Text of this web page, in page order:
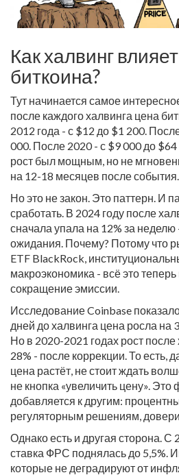
Как халвинг
биткоина?
Тут начинается самое
после каждого халвинга цена
2012 года - с $12 до $1 200.
000. После 2020 - с $9 000 до
рост был мощным, но не
на 12-18 месяцев после события.
Но это не закон. Это паттерн. И
сработать. В 2024 году после
сначала упала на 12% за
ожидания. Почему? Потому что
ETF BlackRock,
макроэкономика - всё это
сокращение эмиссии.
Исследование Coinbase
дней до халвинга цена росла на
Но в 2020-2021 годах рост
28% - после коррекции. То есть,
цена растёт, не стоит ждать
не кнопка «увеличить цену». Это
добавляется к другим:
регуляторным решениям,
Однако есть и другая сторона. С
ставка ФРС поднялась до 5,5%.
которые не деградируют от